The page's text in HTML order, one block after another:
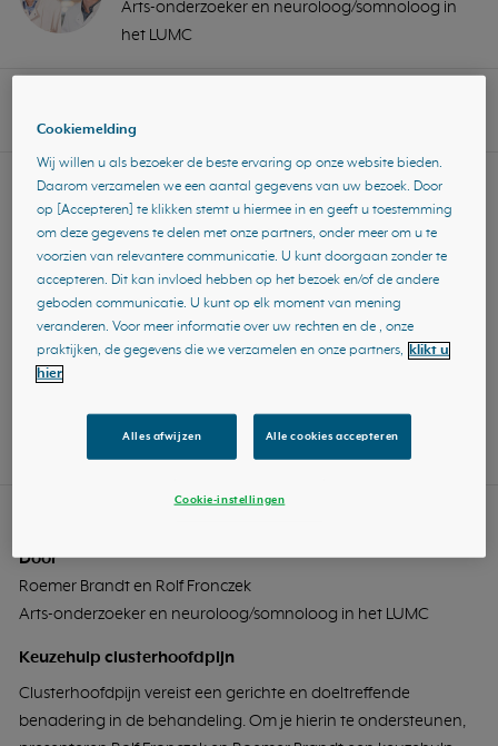
Arts-onderzoeker en neuroloog/somnoloog in
het LUMC
Patiëntenvoorlichting
Clusterhoofdpijn
In deze video leer je o.a. het volgende:
- Wat zijn specifieke kenmerken van een aanval van
clusterhoofdpijn?
- Wanneer kunnen aanvallen ontstaan?
- Hoe kun je clusterhoofdpijn behandelen?
Open artikel
Door
Roemer Brandt en Rolf Fronczek
Arts-onderzoeker en neuroloog/somnoloog in het LUMC
Keuzehulp clusterhoofdpijn
Clusterhoofdpijn vereist een gerichte en doeltreffende
benadering in de behandeling. Om je hierin te ondersteunen,
Cookiemelding
Wij willen u als bezoeker de beste ervaring op onze website bieden.
Daarom verzamelen we een aantal gegevens van uw bezoek. Door
op [Accepteren] te klikken stemt u hiermee in en geeft u toestemming
om deze gegevens te delen met onze partners, onder meer om u te
voorzien van relevantere communicatie. U kunt doorgaan zonder te
accepteren. Dit kan invloed hebben op het bezoek en/of de andere
geboden communicatie. U kunt op elk moment van mening
veranderen. Voor meer informatie over uw rechten en de , onze
praktijken, de gegevens die we verzamelen en onze partners, klikt u
hier
Alles afwijzen Alle cookies accepteren
Cookie-instellingen